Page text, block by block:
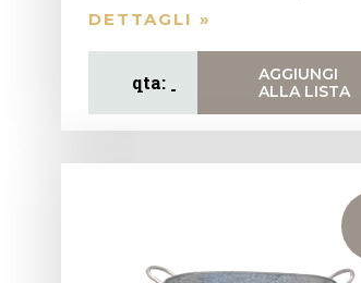
DETTAGLI »
AGGIUNGI
ALLA LISTA